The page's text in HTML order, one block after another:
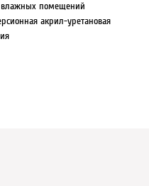
влажных помещений
акрил-уретановая